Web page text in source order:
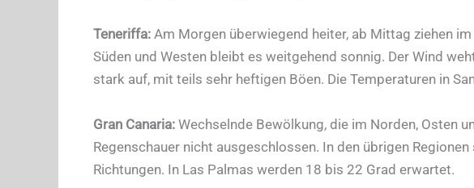
Teneriffa:Am Morgen überwiegend heiter, ab Mittag ziehen
Süden und Westen bleibt es weitgehend sonnig. Der Wind
stark auf, mit teils sehr heftigen Böen. Die Temperaturen in
Gran Canaria:Wechselnde Bewölkung, die im Norden, Osten
Regenschauer nicht ausgeschlossen. In den übrigen
Richtungen. In Las Palmas werden 18 bis 22 Grad erwartet.